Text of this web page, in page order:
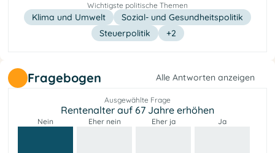
Wichtigste politische Themen
Klima und Umwelt
Sozial- und Gesundheitspolitik
Steuerpolitik
+2
Fragebogen Alle Antworten anzeigen
Ausgewählte Frage
Rentenalter auf 67 Jahre erhöhen
Nein Eher nein Eher ja Ja